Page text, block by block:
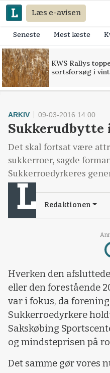
Læs e-avisen
Seneste Mest læste
KWS Rallys
sortsforsøg i
ARKIV 09-03-2016 14:00
Sukkerudbytte
Det skal fortsat være
sukkerroer, sagde
Sukkerroedyrkeres
Redaktionen
Hverken den
eller den forestående
var i fokus, da
Sukkerroedyrkere
Sakskøbing
og mindsteprisen på
Det samme gør vores